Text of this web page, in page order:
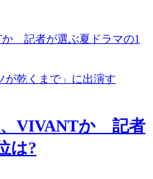
記者が選ぶ夏ドラマの1
、VIVANTか 記者
は?